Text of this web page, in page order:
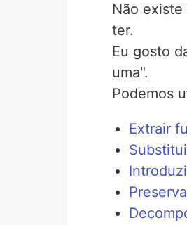
Não
ter.
Eu gosto
uma".
Podemos
Extrair